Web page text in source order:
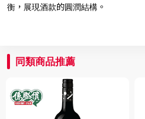
衡，展現酒款的圓潤結構。
同類商品推薦